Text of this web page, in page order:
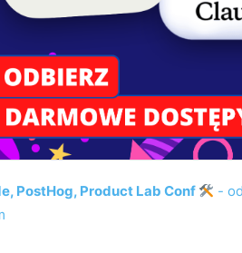
PostHog, Product Lab Conf
-